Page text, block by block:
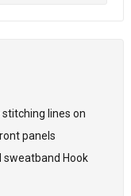
lines on
panels
sweatband Hook